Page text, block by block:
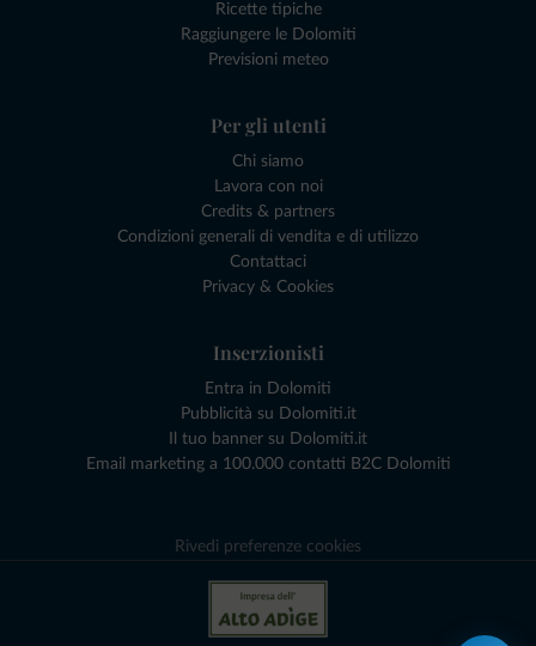
Ricette tipiche
Raggiungere le Dolomiti
Previsioni meteo
Per gli utenti
Chi siamo
Lavora con noi
Credits & partners
Condizioni generali di vendita e di utilizzo
Contattaci
Privacy & Cookies
Inserzionisti
Entra in Dolomiti
Pubblicità su Dolomiti.it
Il tuo banner su Dolomiti.it
Email marketing a 100.000 contatti B2C Dolomiti
Rivedi preferenze cookies